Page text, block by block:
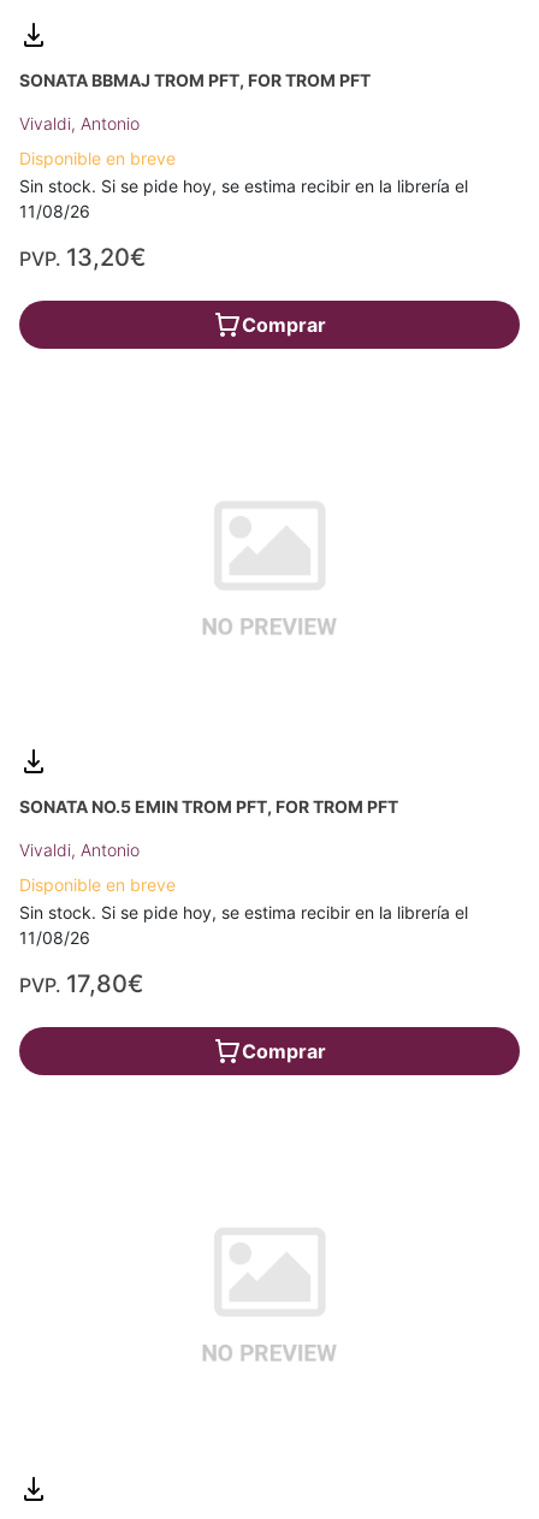
SONATA BBMAJ TROM PFT, FOR TROM PFT
Vivaldi, Antonio
Disponible en breve
Sin stock. Si se pide hoy, se estima recibir en la librería el
11/08/26
PVP. 13,20€
Comprar
SONATA NO.5 EMIN TROM PFT, FOR TROM PFT
Vivaldi, Antonio
Disponible en breve
Sin stock. Si se pide hoy, se estima recibir en la librería el
11/08/26
PVP. 17,80€
Comprar